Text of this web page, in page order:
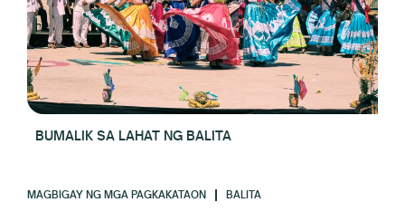
BUMALIK SA LAHAT NG BALITA
MAGBIGAY NG MGA PAGKAKATAON BALITA